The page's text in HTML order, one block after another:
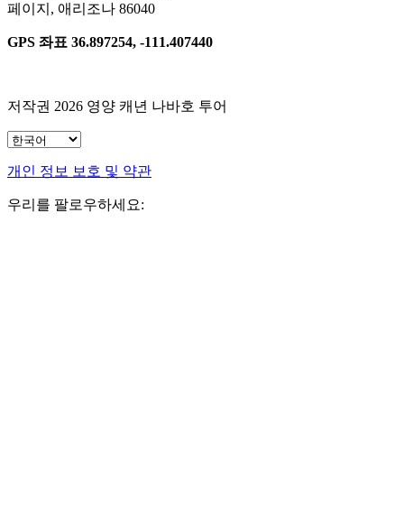
페이지, 애리조나 86040
GPS 좌표 36.897254, -111.407440
저작권 2026 영양 캐년 나바호 투어
개인 정보 보호 및 약관
우리를 팔로우하세요: